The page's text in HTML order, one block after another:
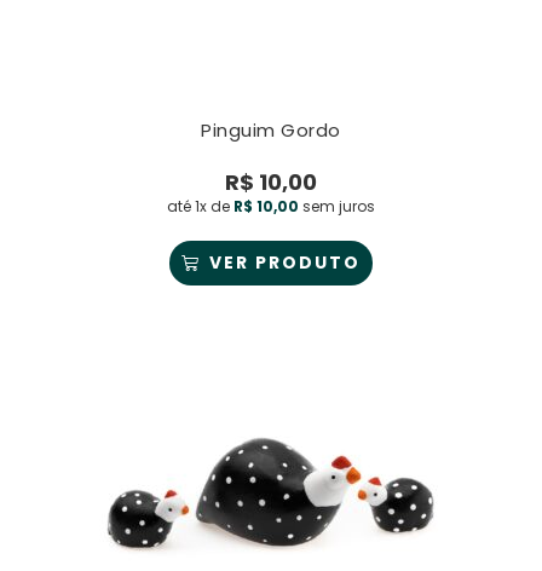
Pinguim Gordo
R$ 10,00
até 1x de R$ 10,00 sem juros
VER PRODUTO